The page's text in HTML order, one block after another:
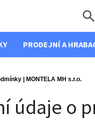
| MONTELA MH s.r.o.
údaje o
PRODEJNÍ A